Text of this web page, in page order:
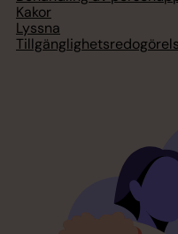
Kakor
Lyssna